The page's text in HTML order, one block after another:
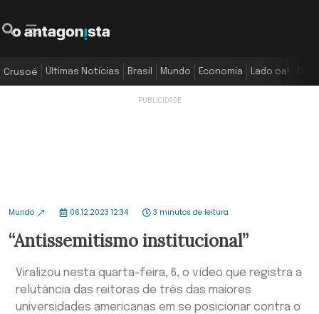
Crusoé Últimas Notícias Brasil Mundo Economia Lado oa!
Mundo 06.12.2023 12:34 3 minutos de leitura
“Antissemitismo institucional”
Viralizou nesta quarta-feira, 6, o vídeo que registra a
relutância das reitoras de três das maiores
universidades americanas em se posicionar contra o